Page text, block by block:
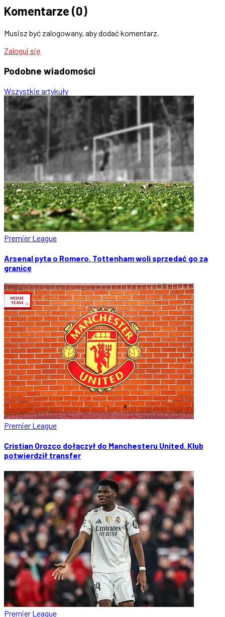
Komentarze (0)
Musisz być zalogowany, aby dodać komentarz.
Zaloguj się
Podobne wiadomości
Wszystkie artykuły
Premier League
Arsenal pyta o Romero. Tottenham woli sprzedać go za
granicę
Premier League
Cristian Orozco dołączył do Manchesteru United. Klub
potwierdził transfer
Premier League